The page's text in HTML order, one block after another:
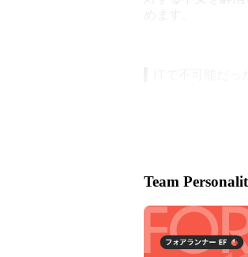
ったことを可能
「このサイズ、本
「欲しかった商
「この洋服、試着
Team